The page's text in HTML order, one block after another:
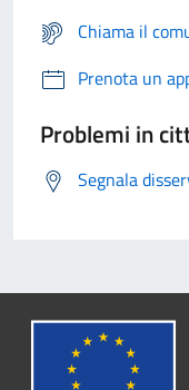
Chiama il
Prenota un
Problemi in
Segnala